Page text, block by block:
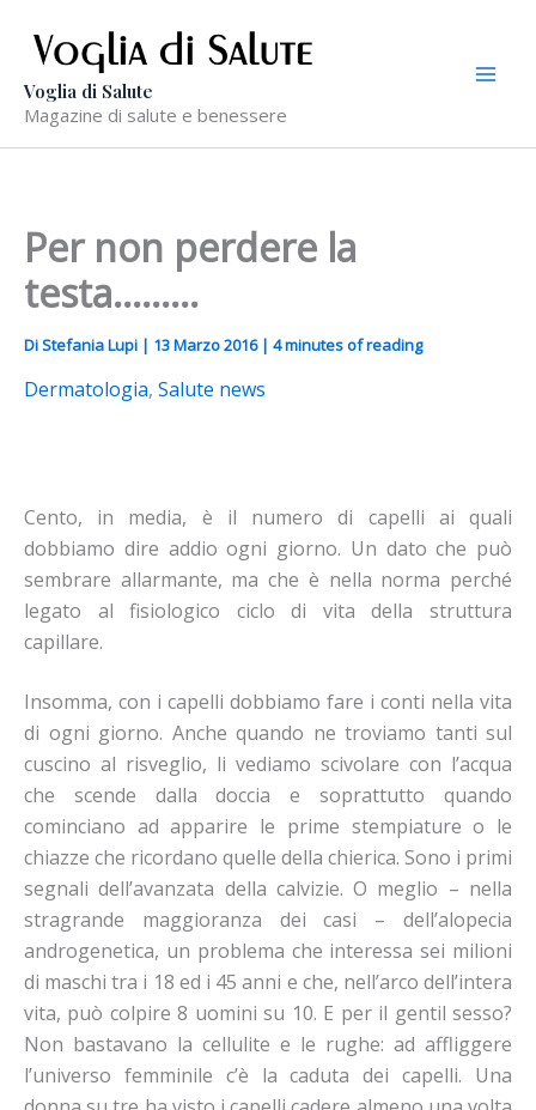
contenuto
Voglia di Salute
Magazine di salute e benessere
Per non perdere la
testa………
DiStefania Lupi | 13 Marzo 2016 | 4 minutes of reading
Dermatologia, Salute news
Cento, in media, è il numero di capelli ai quali
dobbiamo dire addio ogni giorno. Un dato che può
sembrare allarmante, ma che è nella norma perché
legato al fisiologico ciclo di vita della struttura
capillare.
Insomma, con i capelli dobbiamo fare i conti nella vita
di ogni giorno. Anche quando ne troviamo tanti sul
cuscino al risveglio, li vediamo scivolare con l’acqua
che scende dalla doccia e soprattutto quando
cominciano ad apparire le prime stempiature o le
chiazze che ricordano quelle della chierica. Sono i primi
segnali dell’avanzata della calvizie. O meglio – nella
stragrande maggioranza dei casi – dell’alopecia
androgenetica, un problema che interessa sei milioni
di maschi tra i 18 ed i 45 anni e che, nell’arco dell’intera
vita, può colpire 8 uomini su 10. E per il gentil sesso?
Non bastavano la cellulite e le rughe: ad affliggere
l’universo femminile c’è la caduta dei capelli. Una